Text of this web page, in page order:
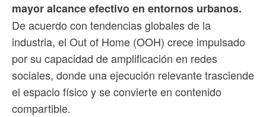
mayor alcance efectivo en entornos urbanos.
De acuerdo con tendencias globales de la
industria, el Out of Home (OOH) crece impulsado
por su capacidad de amplificación en redes
sociales, donde una ejecución relevante trasciende
el espacio físico y se convierte en contenido
compartible.